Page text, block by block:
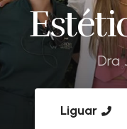
Dra
Liguar